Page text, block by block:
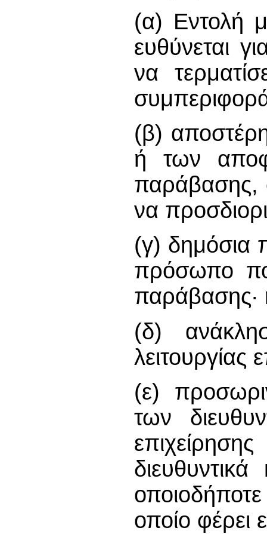
(α) Εντολή
ευθύνεται
να
(β)
ή των
παράβασης,
να
(γ) δημόσια
πρόσωπο
παράβασης·
(δ)
λειτουργίας
(ε)
των
οποίο φέρει